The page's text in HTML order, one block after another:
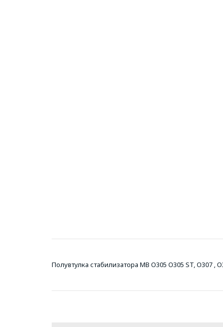
Полувтулка стабилизатора MB O305 O305 ST, O307 ,